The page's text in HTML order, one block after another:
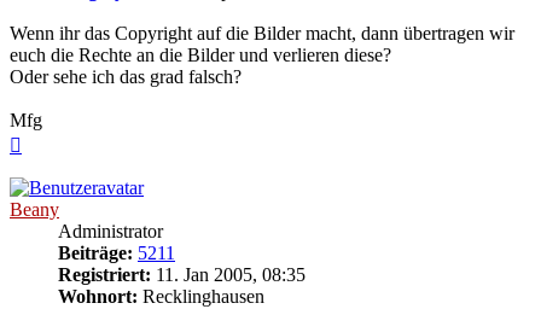
Wenn ihr das Copyright auf die Bilder macht, dann übertragen wir
euch die Rechte an die Bilder und verlieren diese?
Oder sehe ich das grad falsch?
Mfg
Beany
Administrator
Beiträge: 5211
Registriert: 11. Jan 2005, 08:35
Wohnort: Recklinghausen